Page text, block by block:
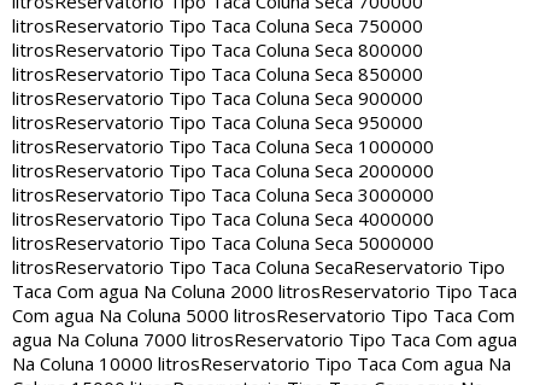
litrosReservatorio Tipo Taca Coluna Seca 750000
litrosReservatorio Tipo Taca Coluna Seca 800000
litrosReservatorio Tipo Taca Coluna Seca 850000
litrosReservatorio Tipo Taca Coluna Seca 900000
litrosReservatorio Tipo Taca Coluna Seca 950000
litrosReservatorio Tipo Taca Coluna Seca 1000000
litrosReservatorio Tipo Taca Coluna Seca 2000000
litrosReservatorio Tipo Taca Coluna Seca 3000000
litrosReservatorio Tipo Taca Coluna Seca 4000000
litrosReservatorio Tipo Taca Coluna Seca 5000000
litrosReservatorio Tipo Taca Coluna SecaReservatorio Tipo
Taca Com agua Na Coluna 2000 litrosReservatorio Tipo Taca
Com agua Na Coluna 5000 litrosReservatorio Tipo Taca Com
agua Na Coluna 7000 litrosReservatorio Tipo Taca Com agua
Na Coluna 10000 litrosReservatorio Tipo Taca Com agua Na